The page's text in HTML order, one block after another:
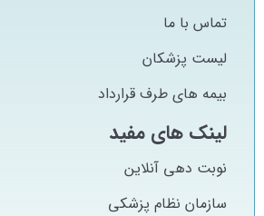
تماس با ما
لیست پزشکان
بیمه های طرف قرارداد
لینک های مفید
نوبت دهی آنلاین
سازمان نظام پزشکی